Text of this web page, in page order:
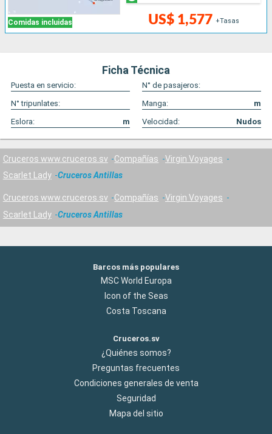
Comidas incluidas US$ 1,577 +Tasas
Ficha Técnica
Puesta en servicio:
N° de pasajeros:
N° tripunlates:
Manga:
m
Eslora:
m Velocidad: Nudos
Cruceros www.cruceros.sv Compañías
Virgin Voyages
Scarlet Lady
Cruceros Antillas
Cruceros www.cruceros.sv Compañías
Virgin Voyages
Scarlet Lady
Cruceros Antillas
Barcos más populares
MSC World Europa
Icon of the Seas
Costa Toscana
Cruceros.sv
¿Quiénes somos?
Preguntas frecuentes
Condiciones generales de venta
Seguridad
Mapa del sitio